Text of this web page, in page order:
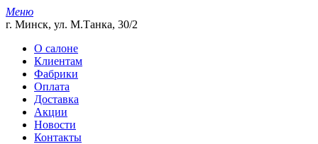
Меню
г. Минск, ул. М.Танка, 30/2
О салоне
Клиентам
Фабрики
Оплата
Доставка
Акции
Новости
Контакты